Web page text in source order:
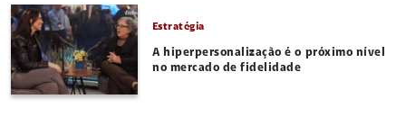
Estratégia
A hiperpersonalização é o próximo nível
no mercado de fidelidade